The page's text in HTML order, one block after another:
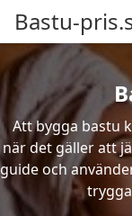
Bastu-
Att bygga bastu
när det gäller att
guide och